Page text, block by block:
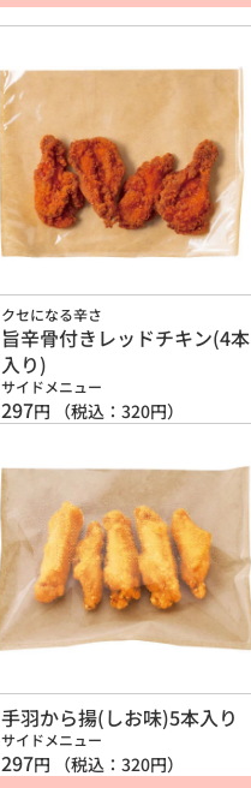
クセになる辛さ
旨辛骨付きレッドチキン(4本
入り)
サイドメニュー
297円 （税込： 320円）
手羽から揚(しお味)5本入り
サイドメニュー
297円 （税込： 320円）